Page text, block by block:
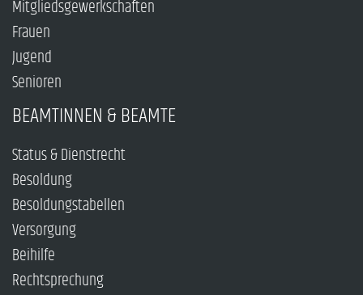
Mitgliedsgewerkschaften
Frauen
Jugend
Senioren
BEAMTINNEN & BEAMTE
Status & Dienstrecht
Besoldung
Besoldungstabellen
Versorgung
Beihilfe
Rechtsprechung